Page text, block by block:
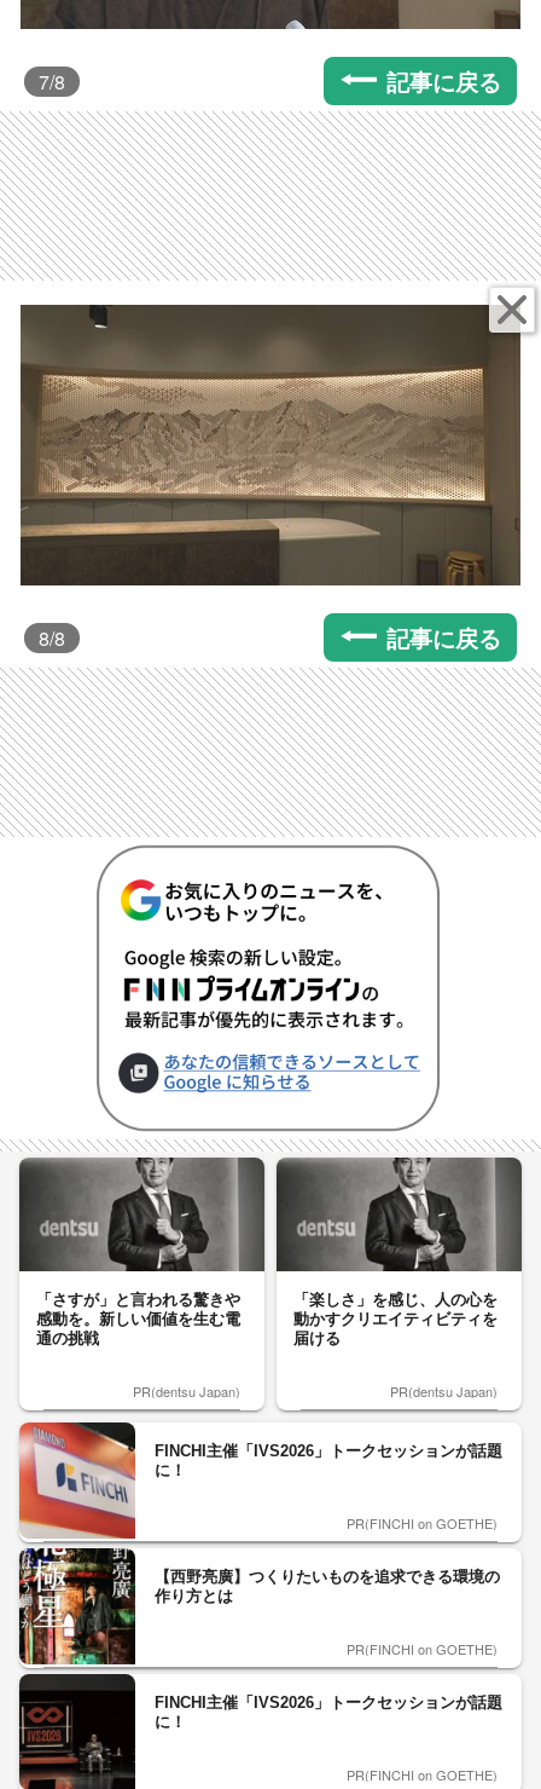
7/8 記事に戻る
8/8 記事に戻る
「さすが」と言われる驚きや
感動を。新しい価値を生む電
通の挑戦
PR(dentsu Japan)
「楽しさ」を感じ、人の心を
動かすクリエイティビティを
届ける
PR(dentsu Japan)
FINCHI主催「IVS2026」トークセッションが話題
に！
PR(FINCHI on GOETHE)
【西野亮廣】つくりたいものを追求できる環境の
作り方とは
PR(FINCHI on GOETHE)
FINCHI主催「IVS2026」トークセッションが話題
に！
PR(FINCHI on GOETHE)